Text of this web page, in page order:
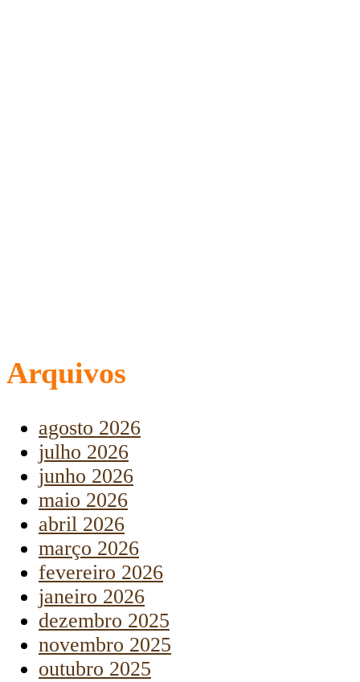
Arquivos
agosto 2026
julho 2026
junho 2026
maio 2026
abril 2026
março 2026
fevereiro 2026
janeiro 2026
dezembro 2025
novembro 2025
outubro 2025